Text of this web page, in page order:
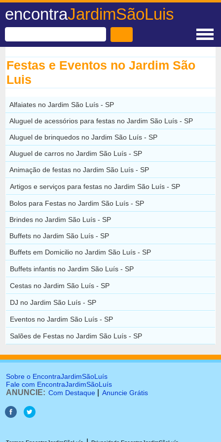
encontraJardimSãoLuis
Festas e Eventos no Jardim São
Luis
Alfaiates no Jardim São Luís - SP
Aluguel de acessórios para festas no Jardim São Luís - SP
Aluguel de brinquedos no Jardim São Luís - SP
Aluguel de carros no Jardim São Luís - SP
Animação de festas no Jardim São Luís - SP
Artigos e serviços para festas no Jardim São Luís - SP
Bolos para Festas no Jardim São Luís - SP
Brindes no Jardim São Luís - SP
Buffets no Jardim São Luís - SP
Buffets em Domicilio no Jardim São Luís - SP
Buffets infantis no Jardim São Luís - SP
Cestas no Jardim São Luís - SP
DJ no Jardim São Luís - SP
Eventos no Jardim São Luís - SP
Salões de Festas no Jardim São Luís - SP
Sobre o EncontraJardimSãoLuís
Fale com EncontraJardimSãoLuís
ANUNCIE: Com Destaque Anuncie Grátis